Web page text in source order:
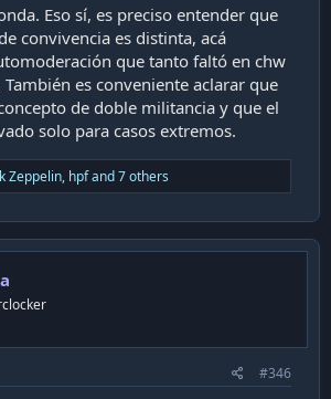
Eso sí, es preciso entender que
convivencia es distinta, acá
que tanto faltó en chw
es conveniente aclarar que
de doble militancia y que el
solo para casos extremos.
Zeppelin, hpfand 7 others
#346